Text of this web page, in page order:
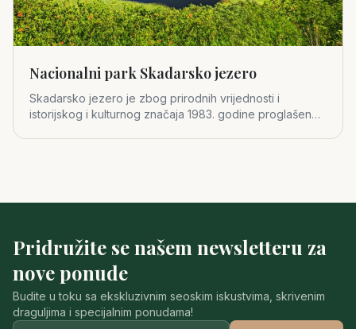
Nacionalni park Skadarsko jezero
Skadarsko jezero je zbog prirodnih vrijednosti i
istorijskog i kulturnog značaja 1983. godine proglašeno
Pridružite se našem newsletteru za
nove ponude
Budite u toku sa ekskluzivnim seoskim iskustvima, skrivenim
draguljima i specijalnim ponudama!